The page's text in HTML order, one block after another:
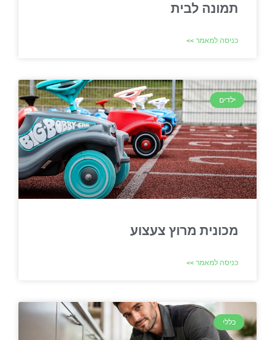
תמונה לבית
כניסה למאמר >>
ילדים
מכונית מרוץ צעצוע
כניסה למאמר >>
כללי